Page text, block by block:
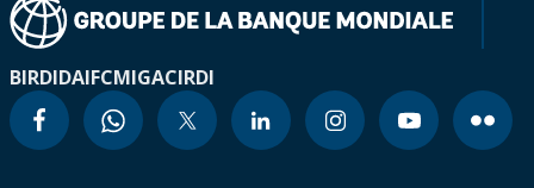
BIRDIDAIFCMIGACIRDI